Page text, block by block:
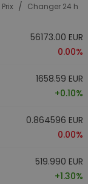
Prix / Changer 24 h
56173.00 EUR
0.00%
1658.59 EUR
+0.10%
0.864596 EUR
0.00%
519.990 EUR
+1.30%